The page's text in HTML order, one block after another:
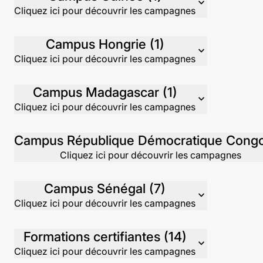
Cliquez ici pour découvrir les campagnes
Campus Hongrie (1)
Cliquez ici pour découvrir les campagnes
expand_more
Campus Madagascar (1)
Cliquez ici pour découvrir les campagnes
expand_more
Cliquez ici pour découvrir les campagnes
Campus Sénégal (7)
Cliquez ici pour découvrir les campagnes
expand_more
Formations certifiantes (14)
Cliquez ici pour découvrir les campagnes
expand_more